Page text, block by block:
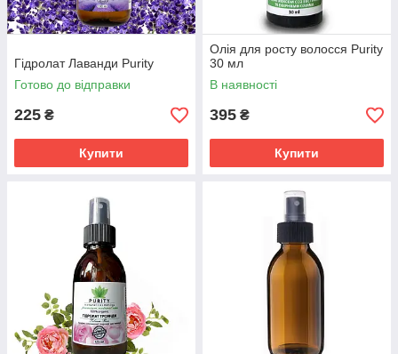
Гідролат Лаванди Purity
Готово до відправки
225 ₴
Купити
Олія для росту волосся Purity
30 мл
В наявності
395 ₴
Купити